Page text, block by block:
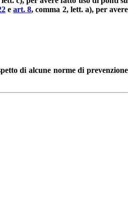
eart. 8, comma 2, lett. a), per avere
di alcune norme di prevenzione